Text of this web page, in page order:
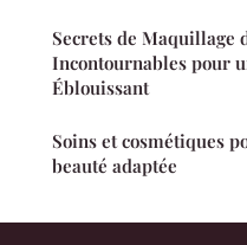
Secrets de Maquillage
Incontournables pour
Éblouissant
Soins et cosmétiques
beauté adaptée